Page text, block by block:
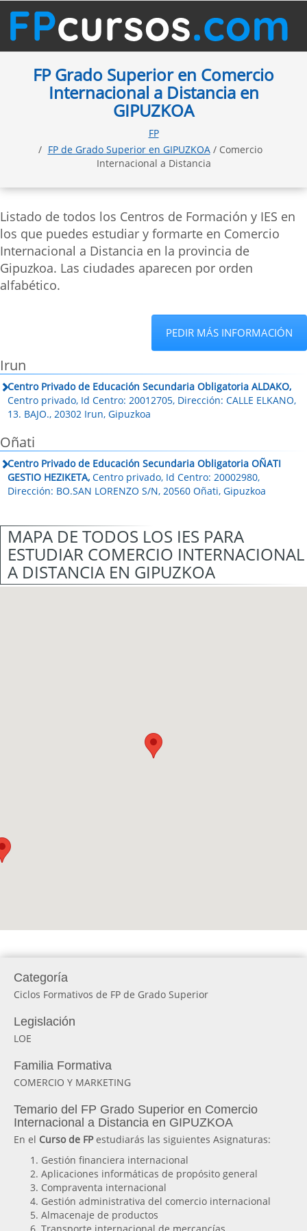
FP Grado Superior en Comercio
Internacional a Distancia en
GIPUZKOA
FP
FP de Grado Superior en GIPUZKOA/ Comercio
Internacional a Distancia
Listado de todos los Centros de Formación y IES en
los que puedes estudiar y formarte en Comercio
Internacional a Distancia en la provincia de
Gipuzkoa. Las ciudades aparecen por orden
alfabético.
PEDIR MÁS INFORMACIÓN
Irun
Centro Privado de Educación Secundaria Obligatoria ALDAKO,
Centro privado, Id Centro: 20012705, Dirección: CALLE ELKANO,
13. BAJO., 20302 Irun, Gipuzkoa
Oñati
Centro Privado de Educación Secundaria Obligatoria OÑATI
GESTIO HEZIKETA, Centro privado, Id Centro: 20002980,
Dirección: BO.SAN LORENZO S/N, 20560 Oñati, Gipuzkoa
MAPA DE TODOS LOS IES PARA
ESTUDIAR COMERCIO INTERNACIONAL
A DISTANCIA EN GIPUZKOA
Categoría
Ciclos Formativos de FP de Grado Superior
Legislación
LOE
Familia Formativa
COMERCIO Y MARKETING
Temario del FP Grado Superior en Comercio
Internacional a Distancia en GIPUZKOA
En el Curso de FPestudiarás las siguientes Asignaturas:
Gestión financiera internacional
Aplicaciones informáticas de propósito general
Compraventa internacional
Gestión administrativa del comercio internacional
Almacenaje de productos